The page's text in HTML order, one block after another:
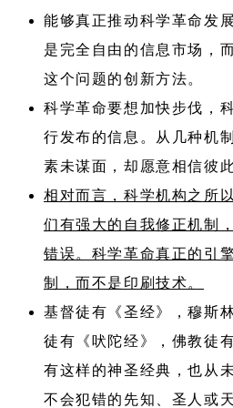
能够真正推动科学革命发
是完全自由的信息市场，
这个问题的创新方法。
科学革命要想加快步伐，
行发布的信息。从几种机
素未谋面，却愿意相信彼
相对而言，科学机构之所
们有强大的自我修正机制
错误。科学革命真正的引
制，而不是印刷技术。
基督徒有《圣经》​，穆斯
徒有《吠陀经》​，佛教徒
有这样的神圣经典，也从
不会犯错的先知、圣人或天